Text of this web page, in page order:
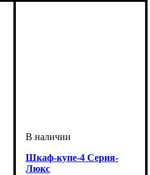
Шкаф-купе-4 Серия-
Люкс